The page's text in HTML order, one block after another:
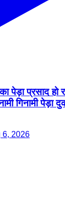
प्रसाद हो
गिनामी पेड़ा
6, 2026